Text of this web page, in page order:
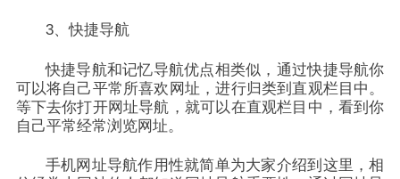
3、快捷导航
快捷导航和记忆导航优点相类似，通过快捷导航你
可以将自己平常所喜欢网址，进行归类到直观栏目中。
等下去你打开网址导航，就可以在直观栏目中，看到你
自己平常经常浏览网址。
手机网址导航作用性就简单为大家介绍到这里，相